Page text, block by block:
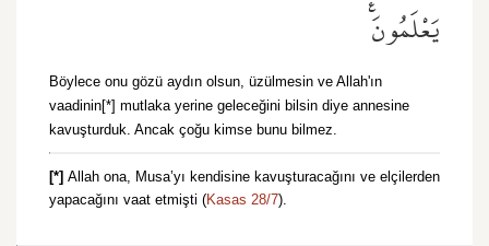
يَعْلَمُونَ۟
Böylece onu gözü aydın olsun, üzülmesin ve Allah'ın
vaadinin[*] mutlaka yerine geleceğini bilsin diye annesine
kavuşturduk. Ancak çoğu kimse bunu bilmez.
[*] Allah ona, Musa’yı kendisine kavuşturacağını ve elçilerden
yapacağını vaat etmişti (Kasas 28/7).